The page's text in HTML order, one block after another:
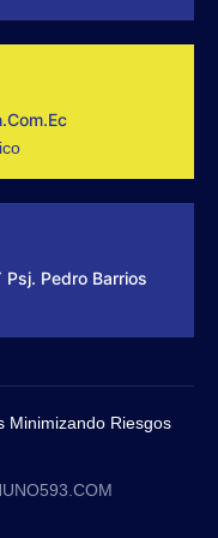
Pedro Barrios
Minimizando Riesgos